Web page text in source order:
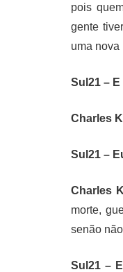
pois
gente
uma nova
Sul21 –
Charles
Sul21 –
Charles
morte,
senão
Sul21 –